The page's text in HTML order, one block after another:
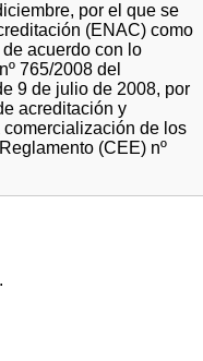
por el que se
(ENAC) como
acuerdo con lo
765/2008 del
9 de julio de 2008, por
acreditación y
de los
(CEE) nº